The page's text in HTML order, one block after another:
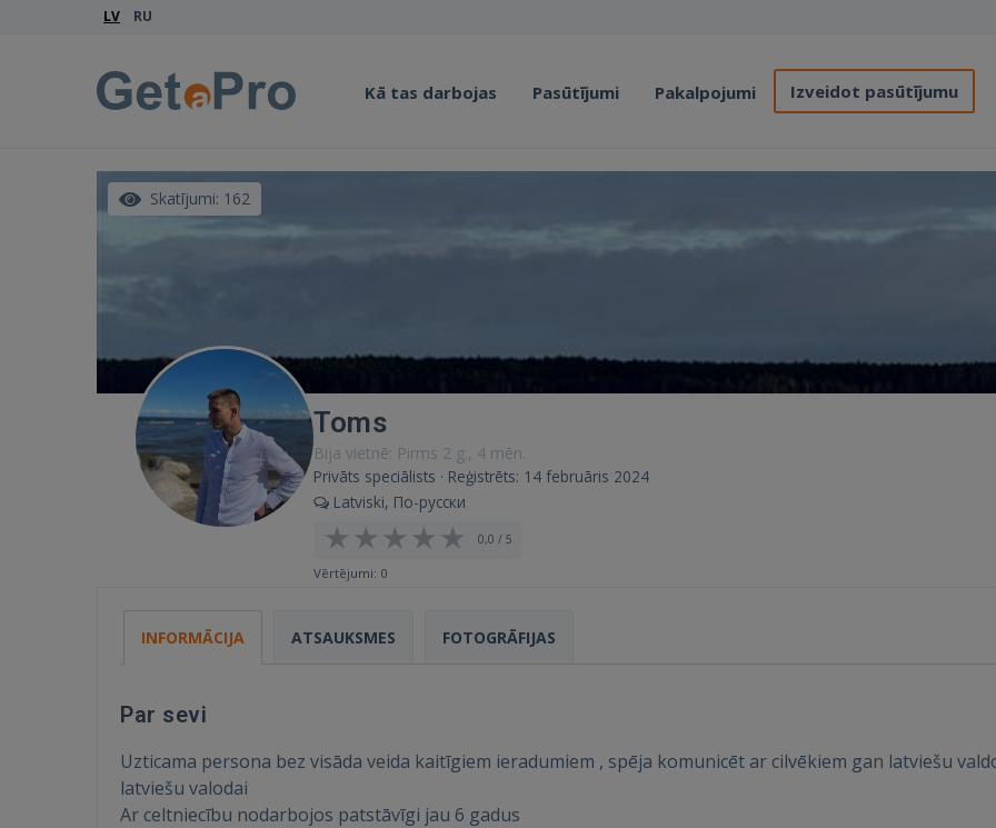
LV RU
Kā tas darbojas Pasūtījumi Pakalpojumi Izveidot pasūtījumu
Skatījumi: 162
Toms
Bija vietnē: Pirms 2 g., 4 mēn.
Privāts speciālists · Reģistrēts: 14 februāris 2024
Latviski, По-русски
0,0 / 5
Vērtējumi: 0
INFORMĀCIJA ATSAUKSMES FOTOGRĀFIJAS
Par sevi
Uzticama persona bez visāda veida kaitīgiem ieradumiem , spēja komunicēt ar cilvēkiem gan latviešu
latviešu valodai
Ar celtniecību nodarbojos patstāvīgi jau 6 gadus